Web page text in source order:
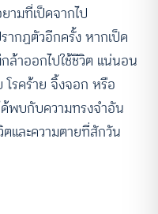
ามที่เป็ดจากไป
ากฏตัวอีกครั้ง หากเป็ด
ล้าออกไปใช้ชีวิต แน่นอน
รคร้าย จิ้งจอก หรือ
ด้พบกับความทรงจำอัน
และความตายที่สักวัน